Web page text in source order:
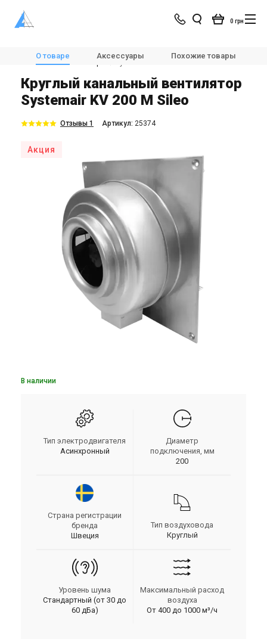
0 грн
Магазин Вентиляция
Вентиляторы
Канальные вентиляторы
Systemair KV 200 M Sileo
О товаре Аксессуары Похожие товары
Круглый канальный вентилятор
Systemair KV 200 M Sileo
Отзывы 1 Aртикул: 25374
Акция
В наличии
Тип электродвигателя
Асинхронный
Диаметр
подключения, мм
200
Страна регистрации
бренда
Швеция
Тип воздуховода
Круглый
Уровень шума
Стандартный (от 30 до
60 дБа)
Максимальный расход
воздуха
От 400 до 1000 м³/ч